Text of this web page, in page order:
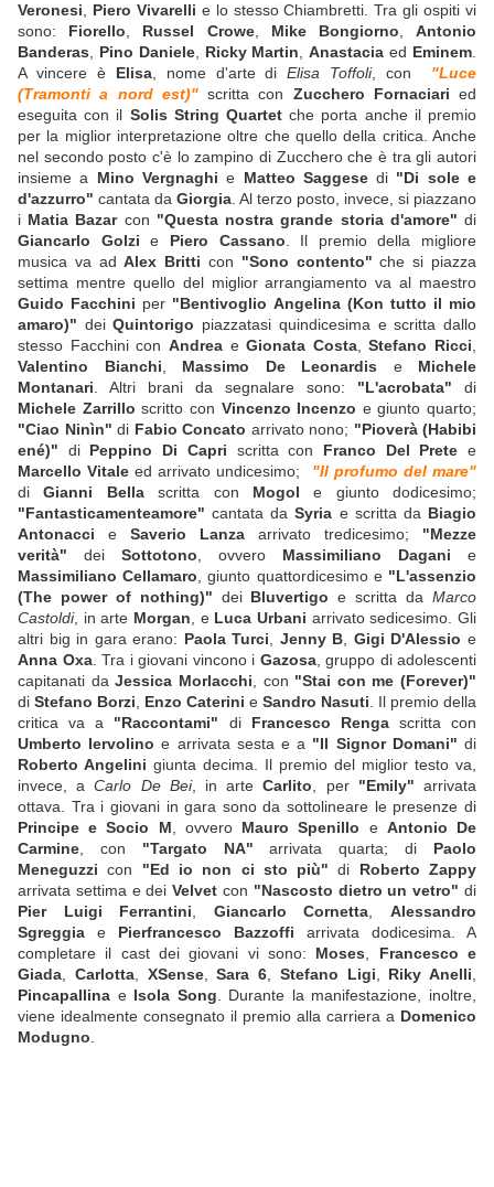
Veronesi
Piero Vivarelli e lo stesso Chiambretti. Tra gli ospiti vi
sono: Fiorello Russel Crowe, Mike Bongiorno ,Antonio
Banderas
Pino Daniele, Ricky Martin ,Anastacia ed Eminem
A vincere è Elisa, nome d'arte diElisa Toffoli, con
"Luce
(Tramonti a nord est)"scritta con Zucchero Fornaciari ed
eseguita con il Solis String Quartet che porta anche il premio
per la miglior interpretazione oltre che quello della critica. Anche
nel secondo posto c'è lo zampino di Zucchero che è tra gli autori
insieme a Mino Vergnaghi e Matteo Saggesedi "Di sole e
d'azzurro" cantata da Giorgia . Al terzo posto, invece, si piazzano
i Matia Bazarcon "Questa nostra grande storia d'amore" di
Giancarlo Golzi e Piero Cassano . Il premio della migliore
musica va adAlex Britti con "Sono contento" che si piazza
settima mentre quello del miglior arrangiamento va al maestro
Guido Facchini per "Bentivoglio Angelina (Kon tutto il mio
amaro)" deiQuintorigo piazzatasi quindicesima e scritta dallo
stesso Facchini con AndreaeGionata Costa,Stefano Ricci
Valentino Bianchi
Massimo De Leonardis e Michele
Montanari . Altri brani da segnalare sono: "L'acrobata" di
Michele Zarrillo scritto con Vincenzo Incenzo e giunto quarto;
"Ciao Ninìn" di Fabio Concato arrivato nono; "Pioverà (Habibi
ené)" di Peppino Di Capri scritta con Franco Del Prete e
Marcello Vitale ed arrivato undicesimo;
"Il profumo del mare"
diGianni Bellascritta con Mogol e giunto dodicesimo;
"Fantasticamenteamore" cantata daSyria e scritta da Biagio
Antonacci e Saverio Lanza arrivato tredicesimo; "Mezze
verità" dei Sottotono , ovvero Massimiliano Dagani e
Massimiliano Cellamaro , giunto quattordicesimo e "L'assenzio
(The power of nothing)" dei Bluvertigo e scritta daMarco
Castoldi, in arte Morgan , e Luca Urbani arrivato sedicesimo. Gli
altri big in gara erano: Paola Turci Jenny B Gigi D'Alessio e
Anna Oxa. Tra i giovani vincono i Gazosa, gruppo di adolescenti
capitanati daJessica Morlacchi , con "Stai con me (Forever)"
di Stefano Borzi Enzo Caterini e Sandro Nasuti . Il premio della
critica va a "Raccontami" di Francesco Rengascritta con
Umberto Iervolino e arrivata sesta e a "Il Signor Domani" di
Roberto Angelini giunta decima. Il premio del miglior testo va,
invece, aCarlo De Bei, in arteCarlito , per "Emily" arrivata
ottava. Tra i giovani in gara sono da sottolineare le presenze di
Principe e Socio M , ovvero Mauro Spenillo e Antonio De
Carmine , con "Targato NA" arrivata quarta; di Paolo
Meneguzzi con "Ed io non ci sto più" di Roberto Zappy
arrivata settima e deiVelvet con "Nascosto dietro un vetro" di
Pier Luigi Ferrantini
Giancarlo Cornetta ,Alessandro
Sgreggia e Pierfrancesco Bazzoffi arrivata dodicesima. A
completare il cast dei giovani vi sono: Moses
Francesco e
Giada
Carlotta, XSense,Sara 6 Stefano Ligi Riky Anelli
Pincapallina e Isola Song . Durante la manifestazione, inoltre,
viene idealmente consegnato il premio alla carriera a Domenico
Modugno